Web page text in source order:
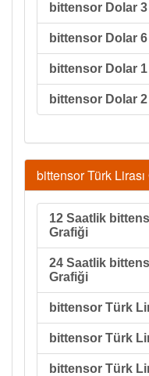
bittensor Dolar
bittensor Dolar
bittensor Dolar 1
bittensor Dolar 2
bittensor Türk
12 Saatlik
Grafiği
24 Saatlik
Grafiği
bittensor Türk
bittensor Türk
bittensor Türk